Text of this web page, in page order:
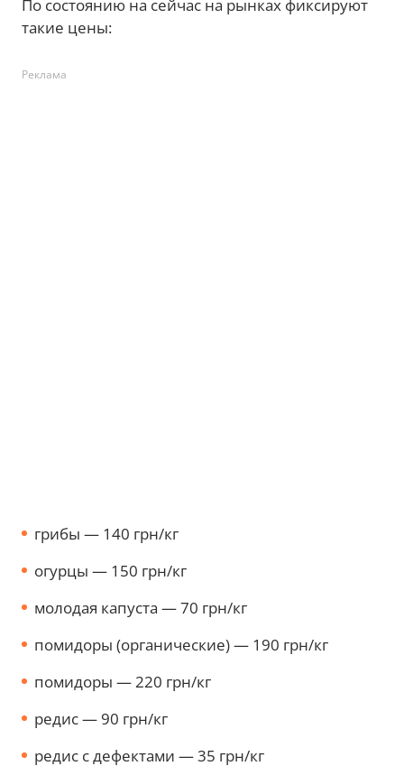
По состоянию на сейчас на рынках фиксируют
такие цены:
Реклама
грибы — 140 грн/кг
огурцы — 150 грн/кг
молодая капуста — 70 грн/кг
помидоры (органические) — 190 грн/кг
помидоры — 220 грн/кг
редис — 90 грн/кг
редис с дефектами — 35 грн/кг